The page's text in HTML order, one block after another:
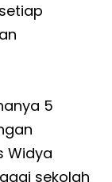
5
Widya
sekolah